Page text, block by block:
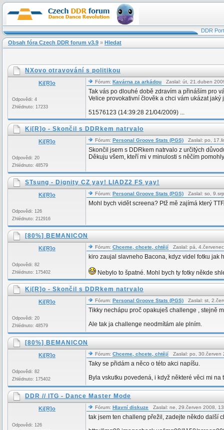
DDR
Obsah fóra Czech DDR forum v3.9 » Hledat
NXovo otravování s politikou
Ki[R]o
Odpovědi: 4
Zhlédnuto: 17233
Fórum: Kavárna za arkádou Zaslal: út, 21.duben
Tak vás po dlouhé době zdravím a přináším pro
Velice provokativní člověk a chci vám ukázat jaký
51576123 (14:39:28 21/04/2009) ...
Ki[R]o - Skončil s DDRkem natrvalo
Ki[R]o
Odpovědi: 20
Zhlédnuto: 48579
Fórum: Personal Groove Stats (PGS) Zaslal: po,
Skončil jsem s DDRkem natrvalo z určitých
Děkuju všem, kteří mi v minulosti s něčím
STsung - Dignity CZ yay! LIADZ2 FS yay!
Ki[R]o
Odpovědi: 126
Zhlédnuto: 212916
Fórum: Personal Groove Stats (PGS) Zaslal: so,
Mohl bych vidět screena? Ptž mě zajímá který
[80%] BEMANICON
Ki[R]o
Odpovědi: 82
Zhlédnuto: 175402
Fórum: Chceme, chcete, chtějí Zaslal: pá,
kiro zaujal slavneho Bacona, kdyz videl fotku
Nebylo to špatné. Mohl bych ty fotky někde
Ki[R]o - Skončil s DDRkem natrvalo
Ki[R]o
Odpovědi: 20
Zhlédnuto: 48579
Fórum: Personal Groove Stats (PGS) Zaslal: st,
Tikky nechápu proč opakuješ challenge , stejně
Ale tak ja challenge neodmítám ale plním.
[80%] BEMANICON
Ki[R]o
Odpovědi: 82
Zhlédnuto: 175402
Fórum: Chceme, chcete, chtějí Zaslal: po,
Taky se přidám a něco o této akci napíšu.
Byla vskutku povedená, i když některé věci mi
DDR // ITG - Dance Master Mode
Ki[R]o
Odpovědi: 126
Fórum: Hlavní diskuze Zaslal: ne, 29.červen 2008,
tak jsem ten challeng přežil, zadejte někdo další